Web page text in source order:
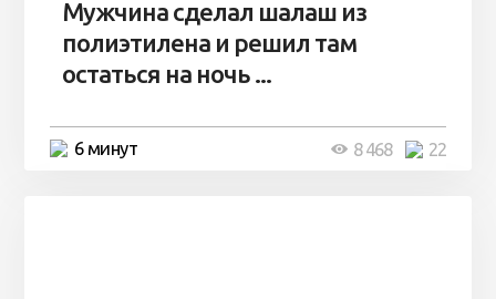
Мужчина сделал шалаш из
полиэтилена и решил там
остаться на ночь ...
6 минут 22
8 468